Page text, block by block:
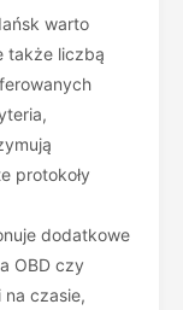
warto
także liczbą
protokoły
dodatkowe
OBD czy
na czasie,